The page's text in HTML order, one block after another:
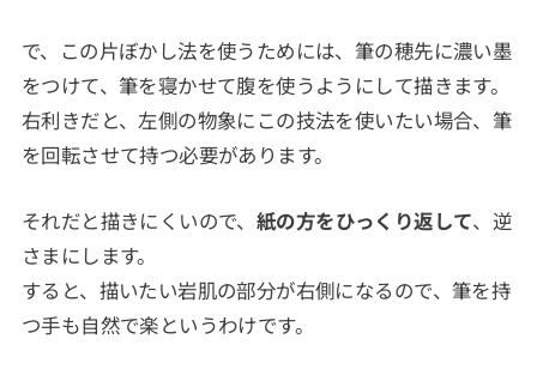
で、この片ぼかし法を使うためには、筆の穂先に濃い墨
をつけて、筆を寝かせて腹を使うようにして描きます。
右利きだと、左側の物象にこの技法を使いたい場合、筆
を回転させて持つ必要があります。
それだと描きにくいので、 紙の方をひっくり返して、逆
さまにします。
すると、描いたい岩肌の部分が右側になるので、筆を持
つ手も自然で楽というわけです。